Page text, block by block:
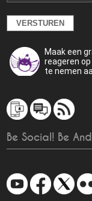
Maak een
reageren
te nemen
Be Social! Be